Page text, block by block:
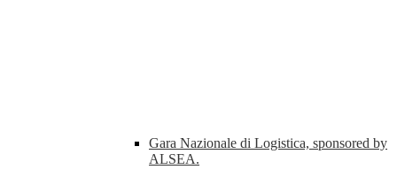
Gara Nazionale di Logistica, sponsored by
ALSEA.